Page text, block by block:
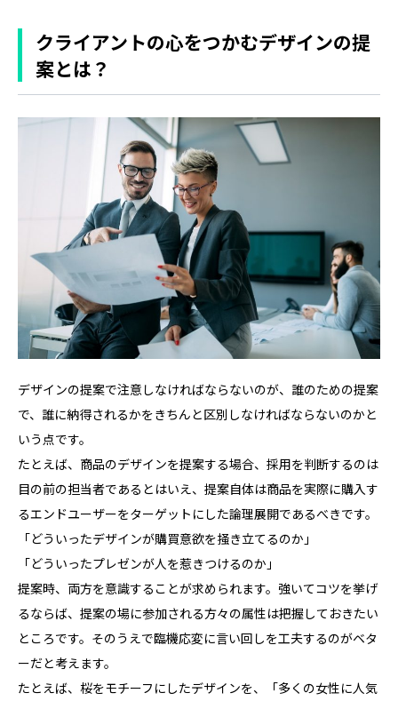
クライアントの心をつかむデザインの提
案とは？
デザインの提案で注意しなければならないのが、誰のための提案
で、誰に納得されるかをきちんと区別しなければならないのかと
いう点です。
たとえば、商品のデザインを提案する場合、採用を判断するのは
目の前の担当者であるとはいえ、提案自体は商品を実際に購入す
るエンドユーザーをターゲットにした論理展開であるべきです。
「どういったデザインが購買意欲を掻き立てるのか」
「どういったプレゼンが人を惹きつけるのか」
提案時、両方を意識することが求められます。強いてコツを挙げ
るならば、提案の場に参加される方々の属性は把握しておきたい
ところです。そのうえで臨機応変に言い回しを工夫するのがベタ
ーだと考えます。
たとえば、桜をモチーフにしたデザインを、「多くの女性に人気